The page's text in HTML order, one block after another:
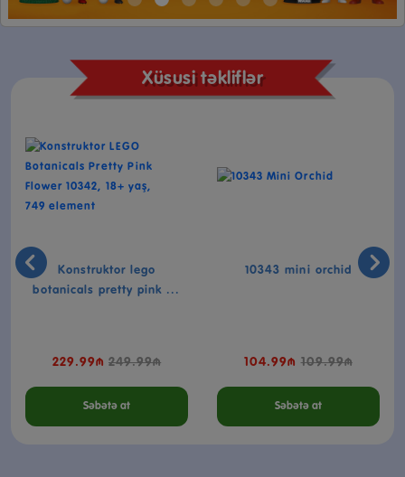
Xüsusi təkliflər
Konstruktor lego
botanicals pretty pink ...
229.99₼ 249.99₼
Səbətə at
10343 mini orchid
104.99₼ 109.99₼
Səbətə at